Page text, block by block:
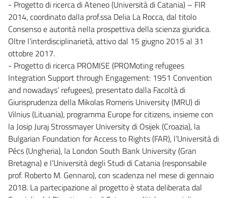
- Progetto di ricerca di Ateneo (Università di Catania) – FIR
2014, coordinato dalla prof.ssa Delia La Rocca, dal titolo
Consenso e autorità nella prospettiva della scienza giuridica.
Oltre l’interdisciplinarietà, attivo dal 15 giugno 2015 al 31
ottobre 2017.
- Progetto di ricerca PROMISE (PROMoting refugees
Integration Support through Engagement: 1951 Convention
and nowadays’ refugees), presentato dalla Facoltà di
Giurisprudenza della Mikolas Romeris University (MRU) di
Vilnius (Lituania), programma Europe for citizens, insieme con
la Josip Juraj Strossmayer University di Osijek (Croazia), la
Bulgarian Foundation for Access to Rights (FAR), l’Università di
Pécs (Ungheria), la London South Bank University (Gran
Bretagna) e l’Università degli Studi di Catania (responsabile
prof. Roberto M. Gennaro), con scadenza nel mese di gennaio
2018. La partecipazione al progetto è stata deliberata dal